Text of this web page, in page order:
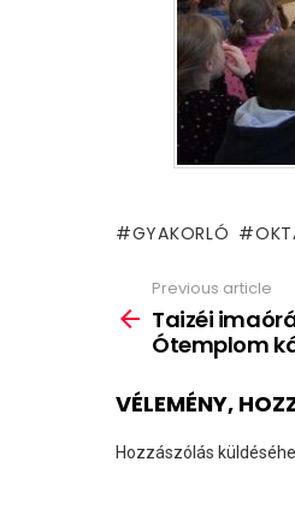
GYAKORLÓ
more
Previous article
Taizéi
Ótemplom
VÉLEMÉNY,
Hozzászólás